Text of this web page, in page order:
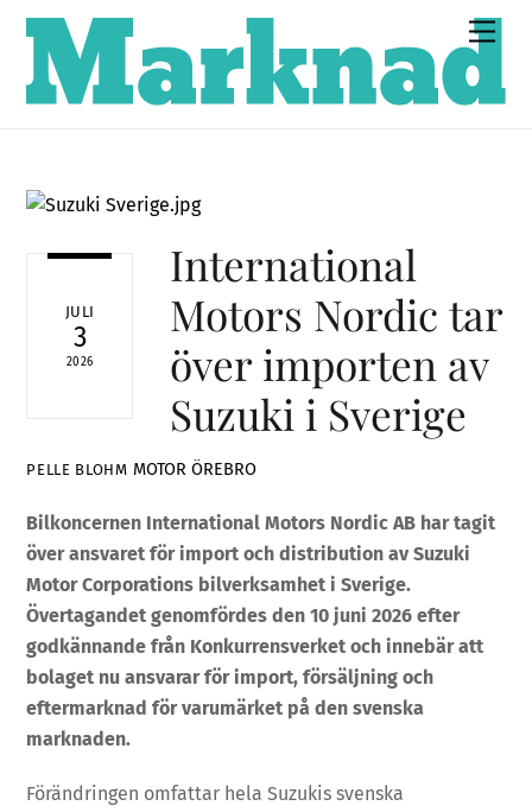
Skip
content
JULI
3
2026
International
Motors Nordic tar
över importen av
Suzuki i Sverige
PELLE BLOHM MOTOR ÖREBRO
Bilkoncernen International Motors Nordic AB har tagit
över ansvaret för import och distribution av Suzuki
Motor Corporations bilverksamhet i Sverige.
Övertagandet genomfördes den 10 juni 2026 efter
godkännande från Konkurrensverket och innebär att
bolaget nu ansvarar för import, försäljning och
eftermarknad för varumärket på den svenska
marknaden.
Förändringen omfattar hela Suzukis svenska